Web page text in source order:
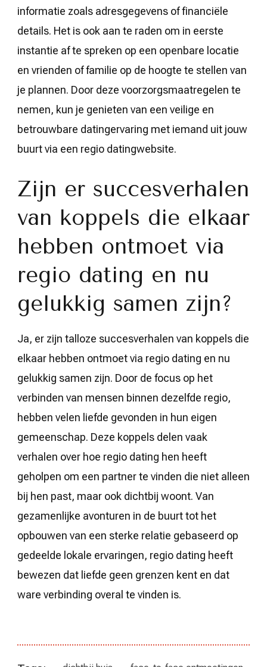
informatie zoals adresgegevens of financiële
details. Het is ook aan te raden om in eerste
instantie af te spreken op een openbare locatie
en vrienden of familie op de hoogte te stellen van
je plannen. Door deze voorzorgsmaatregelen te
nemen, kun je genieten van een veilige en
betrouwbare datingervaring met iemand uit jouw
buurt via een regio datingwebsite.
Zijn er succesverhalen
van koppels die elkaar
hebben ontmoet via
regio dating en nu
gelukkig samen zijn?
Ja, er zijn talloze succesverhalen van koppels die
elkaar hebben ontmoet via regio dating en nu
gelukkig samen zijn. Door de focus op het
verbinden van mensen binnen dezelfde regio,
hebben velen liefde gevonden in hun eigen
gemeenschap. Deze koppels delen vaak
verhalen over hoe regio dating hen heeft
geholpen om een partner te vinden die niet alleen
bij hen past, maar ook dichtbij woont. Van
gezamenlijke avonturen in de buurt tot het
opbouwen van een sterke relatie gebaseerd op
gedeelde lokale ervaringen, regio dating heeft
bewezen dat liefde geen grenzen kent en dat
ware verbinding overal te vinden is.